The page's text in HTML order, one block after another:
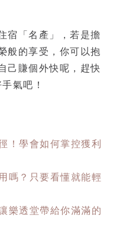
宿「名產」，若是擔
般的享受，你可以抱
己賺個外快呢，趕快
氣吧！
！學會如何掌控獲利
嗎？只要看懂就能輕
樂透堂帶給你滿滿的